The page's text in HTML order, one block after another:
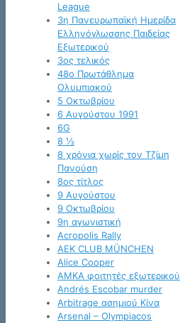
League
3η Πανευρωπαϊκή Ημερίδα
Ελληνόγλωσσης Παιδείας
Εξωτερικού
3ος τελικός
48ο Πρωτάθλημα
Ολυμπιακού
5 Οκτωβρίου
6 Αυγούστου 1991
6G
8 ½
8 χρόνια χωρίς τον Τζίμη
Πανούση
8ος τίτλος
9 Αυγούστου
9 Οκτωβρίου
9η αγωνιστική
Acropolis Rally
AEK CLUB MÜNCHEN
Alice Cooper
AMKA φοιτητές εξωτερικού
Andrés Escobar murder
Arbitrage ασημιού Κίνα
Arsenal – Olympiacos